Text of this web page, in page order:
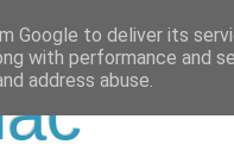
Google to deliver its
with performance and
address abuse.